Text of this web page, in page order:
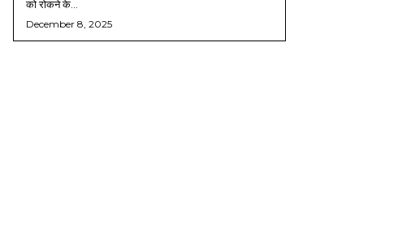
को रोकने के...
December 8, 2025